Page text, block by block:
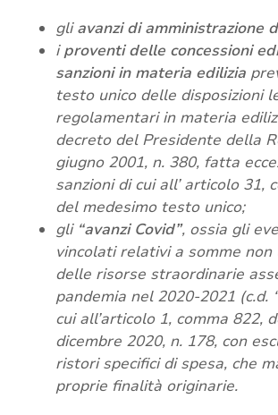
gliavanzi di amministrazione
iproventi delle concessioni
sanzioni in materia edilizia
testo unico delle disposizioni
regolamentari in materia
decreto del Presidente della
giugno 2001, n. 380, fatta
sanzioni di cui all’ articolo 31,
del medesimo testo unico;
gli “avanzi Covid”, ossia gli
vincolati relativi a somme non
delle risorse straordinarie
pandemia nel 2020-2021 (c.d.
cui all’articolo 1, comma 822,
dicembre 2020, n. 178, con
ristori specifici di spesa, che
proprie finalità originarie.